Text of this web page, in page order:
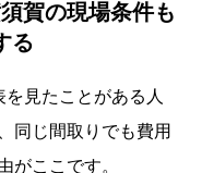
賀の現場条件も
る
を見たことがある人
同じ間取りでも費用
がここです。